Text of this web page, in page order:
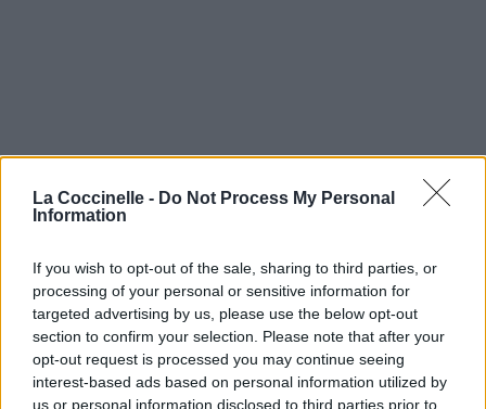
La Coccinelle - Do Not Process My Personal
Information
If you wish to opt-out of the sale, sharing to third parties, or
processing of your personal or sensitive information for
targeted advertising by us, please use the below opt-out
section to confirm your selection. Please note that after your
opt-out request is processed you may continue seeing
interest-based ads based on personal information utilized by
us or personal information disclosed to third parties prior to